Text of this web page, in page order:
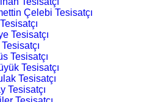
Çelebi Tesisatçı
Tesisatçı
Tesisatçı
Tesisatçı
Tesisatçı
Tesisatçı